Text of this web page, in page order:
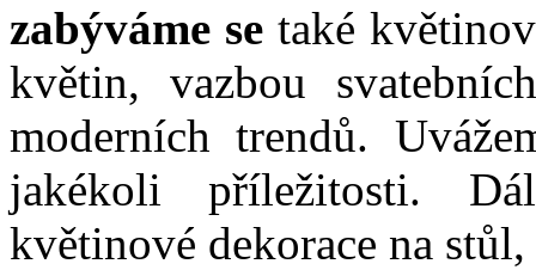
zabýváme se také
květin, vazbou
moderních trendů.
jakékoli příležitosti.
květinové dekorace na